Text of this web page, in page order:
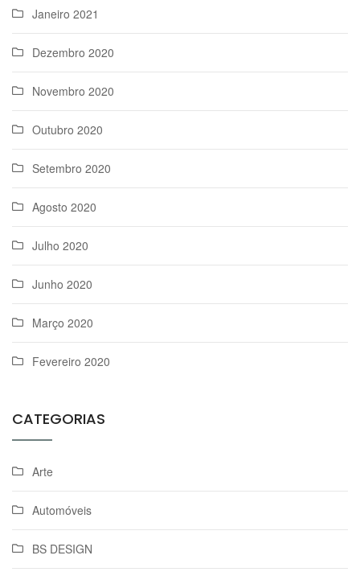
Janeiro 2021
Dezembro 2020
Novembro 2020
Outubro 2020
Setembro 2020
Agosto 2020
Julho 2020
Junho 2020
Março 2020
Fevereiro 2020
CATEGORIAS
Arte
Automóveis
BS DESIGN